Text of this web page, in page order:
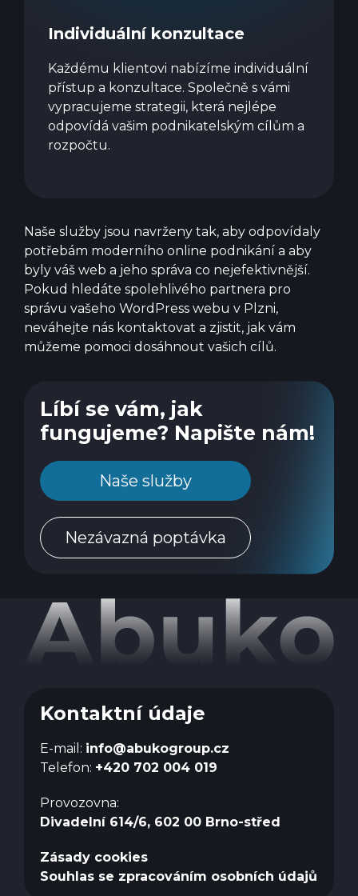
Individuální konzultace
Každému klientovi nabízíme individuální
přístup a konzultace. Společně s vámi
vypracujeme strategii, která nejlépe
odpovídá vašim podnikatelským cílům a
rozpočtu.
Naše služby jsou navrženy tak, aby odpovídaly
potřebám moderního online podnikání a aby
byly váš web a jeho správa co nejefektivnější.
Pokud hledáte spolehlivého partnera pro
správu vašeho WordPress webu v Plzni,
neváhejte nás kontaktovat a zjistit, jak vám
můžeme pomoci dosáhnout vašich cílů.
Líbí se vám, jak
fungujeme? Napište nám!
Naše služby
Nezávazná poptávka
Kontaktní údaje
E-mail: info@abukogroup.cz
Telefon: +420 702 004 019
Provozovna:
Divadelní 614/6, 602 00 Brno-střed
Zásady cookies
Souhlas se zpracováním osobních údajů